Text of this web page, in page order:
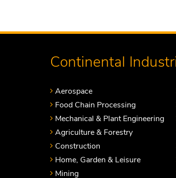
Continental
Aerospace
Food Chain Processing
Mechanical & Plant Engineering
Agriculture & Forestry
Construction
Home, Garden & Leisure
Mining